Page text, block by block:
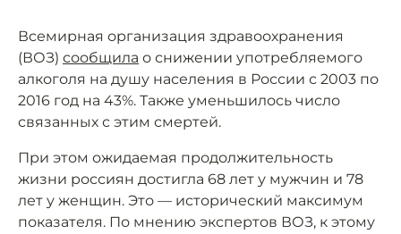
Всемирная организация здравоохранения
(ВОЗ) сообщила о снижении употребляемого
алкоголя на душу населения в России с 2003 по
2016 год на 43%. Также уменьшилось число
связанных с этим смертей.
При этом ожидаемая продолжительность
жизни россиян достигла 68 лет у мужчин и 78
лет у женщин. Это — исторический максимум
показателя. По мнению экспертов ВОЗ, к этому